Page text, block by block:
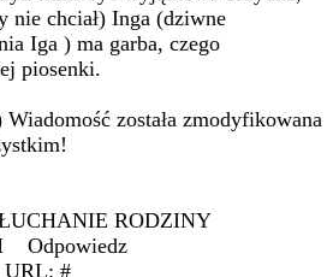
chciał) Inga (dziwne
Iga ) ma garba, czego
piosenki.
została zmodyfikowana
RODZINY
Odpowiedz
URL: #